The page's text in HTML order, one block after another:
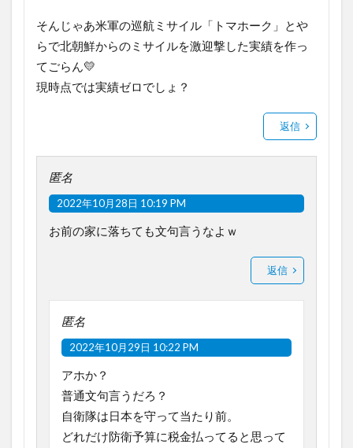
そんじゃあ米軍の巡航ミサイル「トマホーク」とや
らで北朝鮮からのミサイルを激迎撃した実績を作っ
てごらん💛
現時点では実績ゼロでしょ？
返信
匿名
2022年10月28日 10:19 PM
お前の家に落ちても文句言うなよｗ
返信
匿名
2022年10月29日 10:22 PM
アホか？
普通文句言うだろ？
自衛隊は日本を守って当たり前。
どれだけ防衛予算に税金払ってると思って